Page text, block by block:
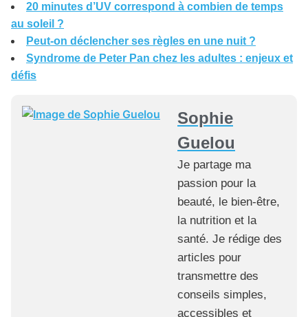
20 minutes d’UV correspond à combien de temps
au soleil ?
Peut-on déclencher ses règles en une nuit ?
Syndrome de Peter Pan chez les adultes : enjeux et
défis
Sophie
Guelou
Je partage ma
passion pour la
beauté, le bien-être,
la nutrition et la
santé. Je rédige des
articles pour
transmettre des
conseils simples,
accessibles et